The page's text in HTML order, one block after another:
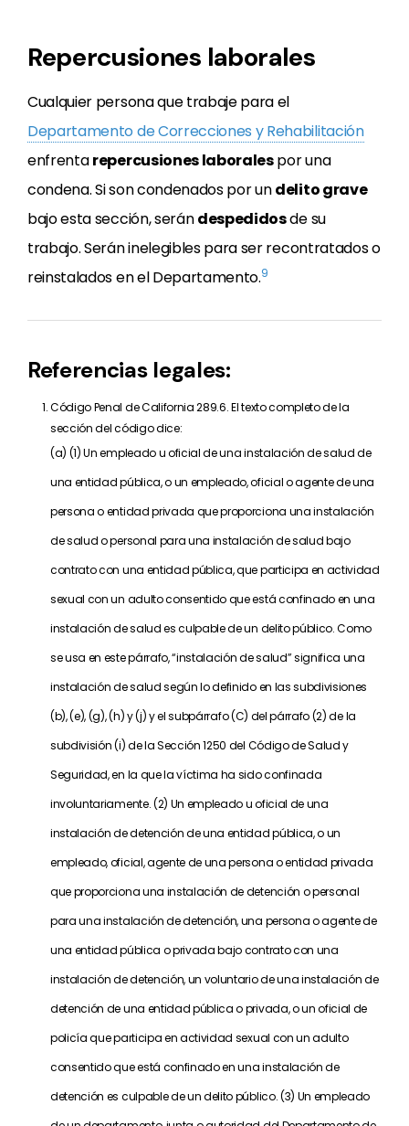
Repercusiones laborales
Cualquier persona que trabaje para el
Departamento de Correcciones y Rehabilitación
enfrentarepercusiones laboralespor una
condena. Si son condenados por undelito grave
bajo esta sección, serándespedidosde su
trabajo. Serán inelegibles para ser recontratados o
reinstalados en el Departamento.9
Referencias legales:
Código Penal de California 289.6. El texto completo de la
sección del código dice:
(a) (1) Un empleado u oficial de una instalación de salud de
una entidad pública, o un empleado, oficial o agente de una
persona o entidad privada que proporciona una instalación
de salud o personal para una instalación de salud bajo
contrato con una entidad pública, que participa en actividad
sexual con un adulto consentido que está confinado en una
instalación de salud es culpable de un delito público. Como
se usa en este párrafo, “instalación de salud” significa una
instalación de salud según lo definido en las subdivisiones
(b), (e), (g), (h) y (j) y el subpárrafo (C) del párrafo (2) de la
subdivisión (i) de la Sección 1250 del Código de Salud y
Seguridad, en la que la víctima ha sido confinada
involuntariamente. (2) Un empleado u oficial de una
instalación de detención de una entidad pública, o un
empleado, oficial, agente de una persona o entidad privada
que proporciona una instalación de detención o personal
para una instalación de detención, una persona o agente de
una entidad pública o privada bajo contrato con una
instalación de detención, un voluntario de una instalación de
detención de una entidad pública o privada, o un oficial de
policía que participa en actividad sexual con un adulto
consentido que está confinado en una instalación de
detención es culpable de un delito público. (3) Un empleado